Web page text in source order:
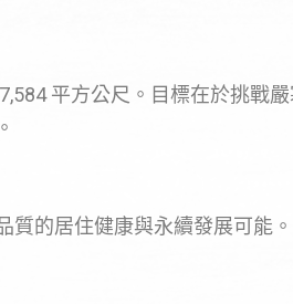
平方公尺。目標在於挑戰
質的居住健康與永續發展可能。